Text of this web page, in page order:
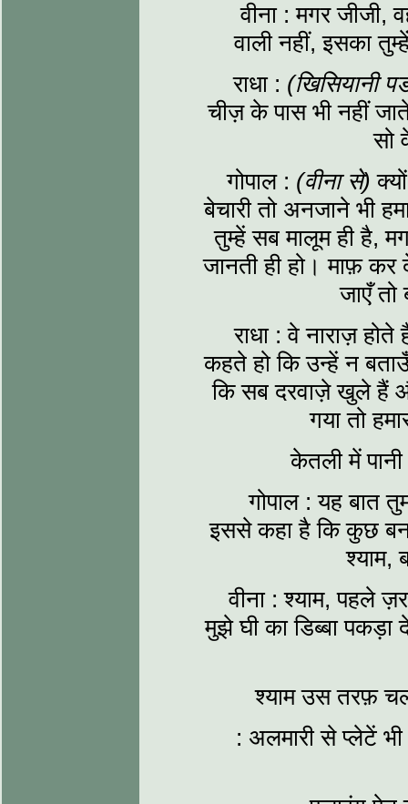
वीना : मगर जीजी,
वाली नहीं, इसका
राधा : (खिसियानी
चीज़ के पास भी नहीं
सो
गोपाल : (वीना से)
बेचारी तो अनजाने भी
तुम्हें सब मालूम ही है,
जानती ही हो। माफ़ कर
जाएँ
राधा : वे नाराज़
कहते हो कि उन्हें न
कि सब दरवाज़े खुले हैं
गया तो
केतली में
गोपाल : यह बात
इससे कहा है कि कुछ
श्याम,
वीना : श्याम, पहले
मुझे घी का डिब्बा
श्याम उस तरफ़
: अलमारी से प्लेटें